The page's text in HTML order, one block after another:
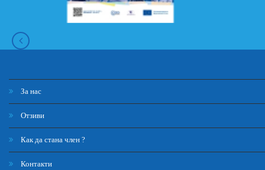
За нас
Отзиви
Как да стана член ?
Контакти